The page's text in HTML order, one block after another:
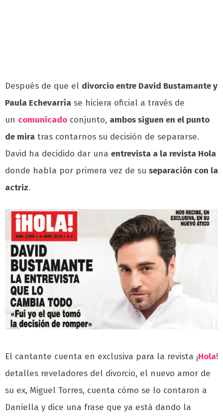
Después de que el divorcio entre David Bustamante y
Paula Echevarría se hiciera oficial a través de
un comunicado conjunto, ambos siguen en el punto
de mira tras contarnos su decisión de separarse.
David ha decidido dar una entrevista a la revista Hola
donde habla por primera vez de su separación con la
actriz.
El cantante cuenta en exclusiva para la revista ¡Hola!
detalles reveladores del divorcio, el nuevo amor de
su ex, Miguel Torres, cuenta cómo se lo contaron a
Daniella y dice una frase que ya está dando la